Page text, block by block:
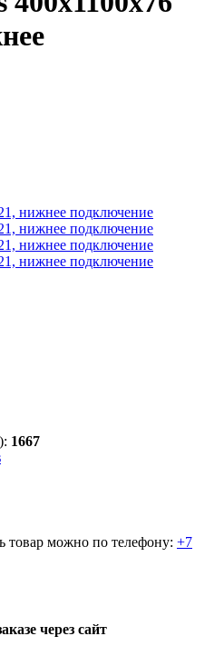
1667
товар можно по телефону: +7
через сайт